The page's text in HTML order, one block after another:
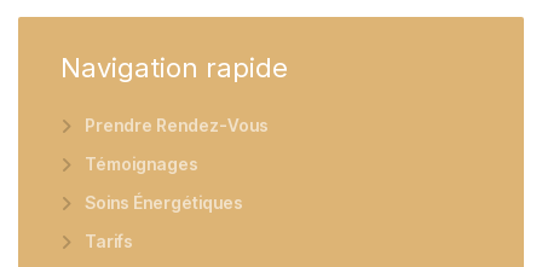
Navigation rapide
Prendre Rendez-Vous
Témoignages
Soins Énergétiques
Tarifs